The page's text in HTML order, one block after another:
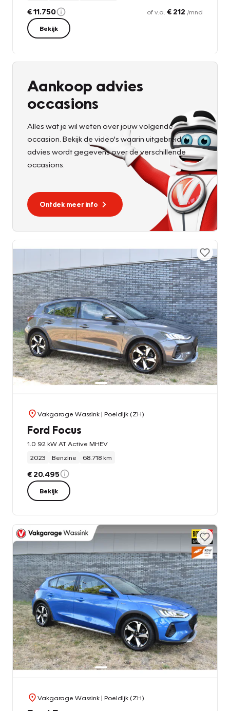
€ 11.750 of v.a. € 212 /mnd
Bekijk
Aankoop advies
occasions
Alles wat je wil weten over jouw volgende
occasion. Bekijk de video's waarin uitgebreid
advies wordt gegevens over de verschillende
occasions.
Ontdek meer info
Vakgarage Wassink| Poeldijk (ZH)
Ford Focus
1.0 92 kW AT Active MHEV
2023
Benzine 68.718 km
€ 20.495
Bekijk
Vakgarage Wassink| Poeldijk (ZH)